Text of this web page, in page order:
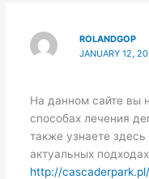
ROLANDGOP
JANUARY 12,
На данном сайте вы
способах лечения
также узнаете
актуальных
http://